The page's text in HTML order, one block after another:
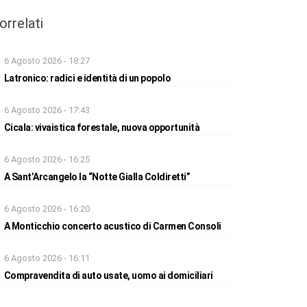
6 Agosto 2026 - 18:27
Latronico: radici e identità di un popolo
6 Agosto 2026 - 17:43
Cicala: vivaistica forestale, nuova opportunità
6 Agosto 2026 - 16:25
A Sant’Arcangelo la “Notte Gialla Coldiretti”
6 Agosto 2026 - 16:20
A Monticchio concerto acustico di Carmen Consoli
6 Agosto 2026 - 16:11
Compravendita di auto usate, uomo ai domiciliari